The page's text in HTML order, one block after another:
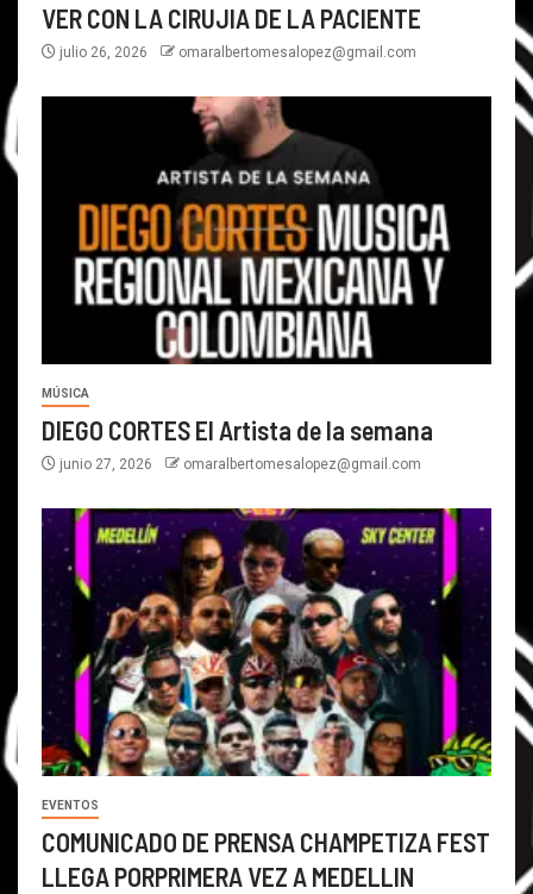
VER CON LA CIRUJIA DE LA PACIENTE
julio 26, 2026 omaralbertomesalopez@gmail.com
MÚSICA
DIEGO CORTES El Artista de la semana
junio 27, 2026 omaralbertomesalopez@gmail.com
EVENTOS
COMUNICADO DE PRENSA CHAMPETIZA FEST
LLEGA PORPRIMERA VEZ A MEDELLIN